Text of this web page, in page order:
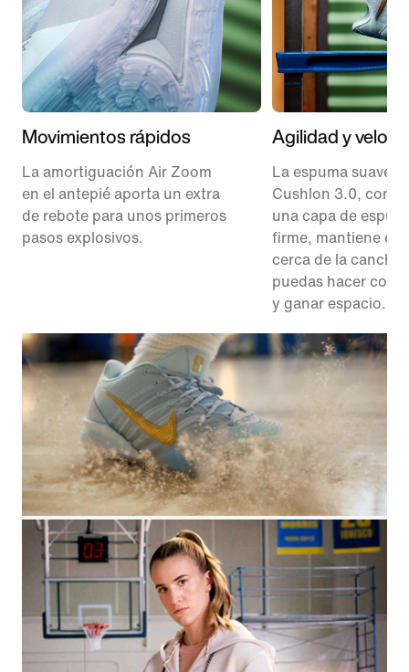
Movimientos rápidos
La amortiguación Air Zoom
en el antepié aporta un extra
de rebote para unos primeros
pasos explosivos.
Agilidad y
La espuma suave
Cushlon 3.0,
una capa de
firme, mantiene el
cerca de la cancha
puedas hacer
y ganar espacio.